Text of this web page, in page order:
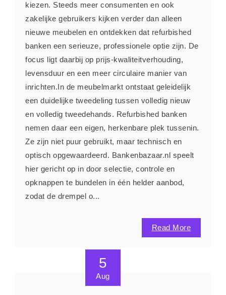
kiezen. Steeds meer consumenten en ook
zakelijke gebruikers kijken verder dan alleen
nieuwe meubelen en ontdekken dat refurbished
banken een serieuze, professionele optie zijn. De
focus ligt daarbij op prijs-kwaliteitverhouding,
levensduur en een meer circulaire manier van
inrichten.In de meubelmarkt ontstaat geleidelijk
een duidelijke tweedeling tussen volledig nieuw
en volledig tweedehands. Refurbished banken
nemen daar een eigen, herkenbare plek tussenin.
Ze zijn niet puur gebruikt, maar technisch en
optisch opgewaardeerd. Bankenbazaar.nl speelt
hier gericht op in door selectie, controle en
opknappen te bundelen in één helder aanbod,
zodat de drempel o...
Read More
5
Aug